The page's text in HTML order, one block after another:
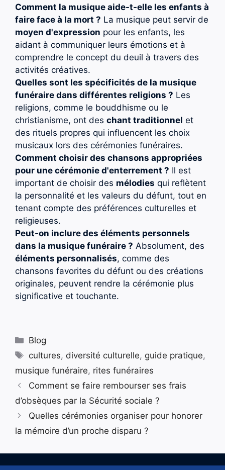
Comment la musique aide-t-elle les enfants à
faire face à la mort ? La musique peut servir de
moyen d'expression pour les enfants, les
aidant à communiquer leurs émotions et à
comprendre le concept du deuil à travers des
activités créatives.
Quelles sont les spécificités de la musique
funéraire dans différentes religions ? Les
religions, comme le bouddhisme ou le
christianisme, ont des chant traditionnel et
des rituels propres qui influencent les choix
musicaux lors des cérémonies funéraires.
Comment choisir des chansons appropriées
pour une cérémonie d'enterrement ? Il est
important de choisir des mélodies qui reflètent
la personnalité et les valeurs du défunt, tout en
tenant compte des préférences culturelles et
religieuses.
Peut-on inclure des éléments personnels
dans la musique funéraire ? Absolument, des
éléments personnalisés, comme des
chansons favorites du défunt ou des créations
originales, peuvent rendre la cérémonie plus
significative et touchante.
Catégories
Blog
Étiquettes
cultures, diversité culturelle, guide pratique,
musique funéraire, rites funéraires
Comment se faire rembourser ses frais
d’obsèques par la Sécurité sociale ?
Quelles cérémonies organiser pour honorer
la mémoire d’un proche disparu ?